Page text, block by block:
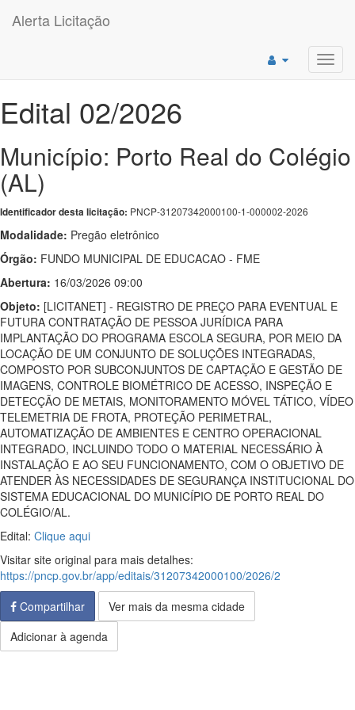
Alerta Licitação
Edital 02/2026
Município: Porto Real do Colégio
(AL)
Identificador desta licitação: PNCP-31207342000100-1-000002-2026
Modalidade: Pregão eletrônico
Órgão: FUNDO MUNICIPAL DE EDUCACAO - FME
Abertura: 16/03/2026 09:00
Objeto: [LICITANET] - REGISTRO DE PREÇO PARA EVENTUAL E
FUTURA CONTRATAÇÃO DE PESSOA JURÍDICA PARA
IMPLANTAÇÃO DO PROGRAMA ESCOLA SEGURA, POR MEIO DA
LOCAÇÃO DE UM CONJUNTO DE SOLUÇÕES INTEGRADAS,
COMPOSTO POR SUBCONJUNTOS DE CAPTAÇÃO E GESTÃO DE
IMAGENS, CONTROLE BIOMÉTRICO DE ACESSO, INSPEÇÃO E
DETECÇÃO DE METAIS, MONITORAMENTO MÓVEL TÁTICO, VÍDEO
TELEMETRIA DE FROTA, PROTEÇÃO PERIMETRAL,
AUTOMATIZAÇÃO DE AMBIENTES E CENTRO OPERACIONAL
INTEGRADO, INCLUINDO TODO O MATERIAL NECESSÁRIO À
INSTALAÇÃO E AO SEU FUNCIONAMENTO, COM O OBJETIVO DE
ATENDER ÀS NECESSIDADES DE SEGURANÇA INSTITUCIONAL DO
SISTEMA EDUCACIONAL DO MUNICÍPIO DE PORTO REAL DO
COLÉGIO/AL.
Edital: Clique aqui
Visitar site original para mais detalhes:
https://pncp.gov.br/app/editais/31207342000100/2026/2
Compartilhar
Ver mais da mesma cidade
Adicionar à agenda